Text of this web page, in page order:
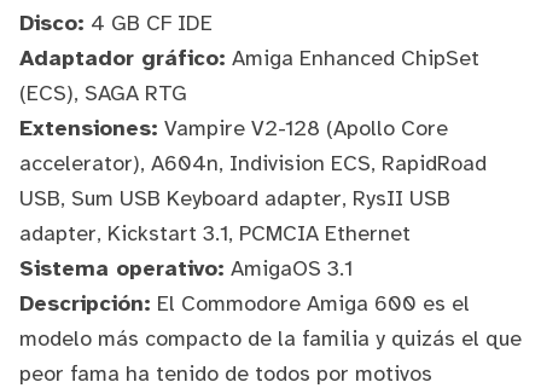
Disco: 4 GB CF IDE
Adaptador gráfico: Amiga Enhanced ChipSet
(ECS), SAGA RTG
Extensiones: Vampire V2-128 (Apollo Core
accelerator), A604n, Indivision ECS, RapidRoad
USB, Sum USB Keyboard adapter, RysII USB
adapter, Kickstart 3.1, PCMCIA Ethernet
Sistema operativo: AmigaOS 3.1
Descripción: El Commodore Amiga 600 es el
modelo más compacto de la familia y quizás el que
peor fama ha tenido de todos por motivos